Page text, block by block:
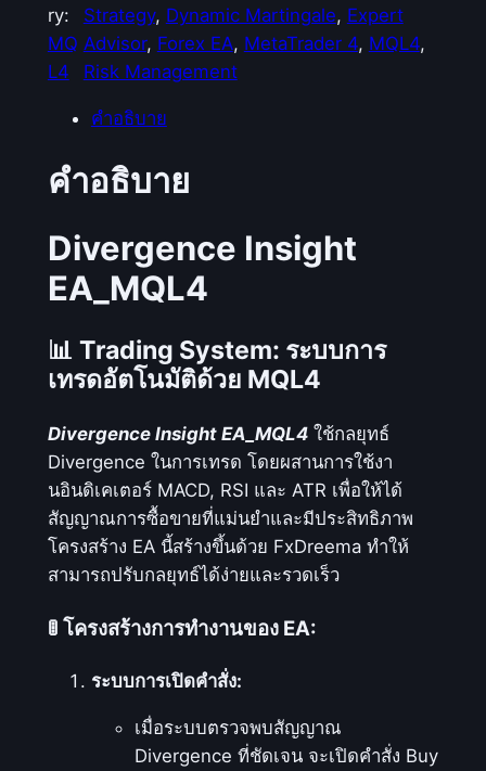
น
D
i
g
n
c
e
n
s
g
h
t
E
A
_
Q
ry:
MQ
L4
Strategy, Dynamic Martingale, Expert
Advisor, Forex EA, MetaTrader 4, MQL4
Risk Management
คำอธิบาย
คำอธิบาย
Divergence Insight
EA_MQL4
📊 Trading System: ระบบการ
เทรดอัตโนมัติด้วย MQL4
Divergence Insight EA_MQL4ใช้กลยุทธ์
Divergence ในการเทรด โดยผสานการใช้งา
นอินดิเคเตอร์ MACD, RSI และ ATR เพื่อให้ได้
สัญญาณการซื้อขายที่แม่นยำและมีประสิทธิภาพ
โครงสร้าง EA นี้สร้างขึ้นด้วย FxDreema ทำให้
สามารถปรับกลยุทธ์ได้ง่ายและรวดเร็ว
🚦 โครงสร้างการทำงานของ EA:
ระบบการเปิดคำสั่ง:
เมื่อระบบตรวจพบสัญญาณ
Divergence ที่ชัดเจน จะเปิดคำสั่ง Buy